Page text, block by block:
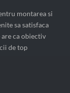
montarea si
sa satisfaca
ca obiectiv
de top